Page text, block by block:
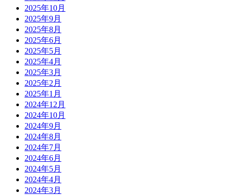
2025年10月
2025年9月
2025年8月
2025年6月
2025年5月
2025年4月
2025年3月
2025年2月
2025年1月
2024年12月
2024年10月
2024年9月
2024年8月
2024年7月
2024年6月
2024年5月
2024年4月
2024年3月